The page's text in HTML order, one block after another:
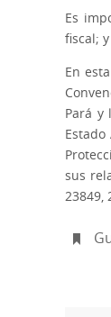
Es
fiscal;
En
Pará y
sus
23849,